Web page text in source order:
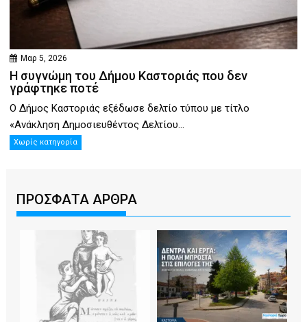
Μαρ 5, 2026
Η συγνώμη του Δήμου Καστοριάς που δεν
γράφτηκε ποτέ
Ο Δήμος Καστοριάς εξέδωσε δελτίο τύπου με τίτλο
«Ανάκληση Δημοσιευθέντος Δελτίου...
Χωρίς κατηγορία
ΠΡΟΣΦΑΤΑ ΑΡΘΡΑ